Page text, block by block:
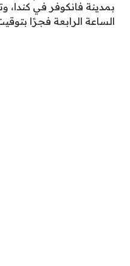
بمدينة فانكوفر في كندا،
الساعة الرابعة فجرًا